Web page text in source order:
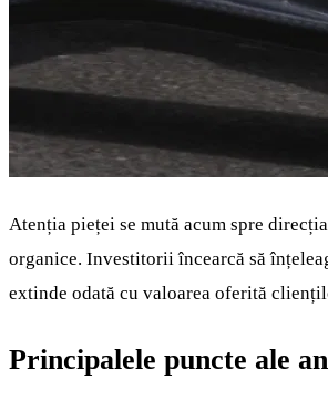
Atenția pieței se mută acum spre
organice. Investitorii încearcă să
extinde odată cu valoarea oferită
Principalele puncte ale